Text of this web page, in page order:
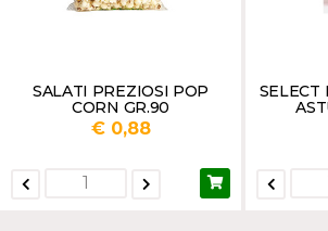
SALATI PREZIOSI POP
CORN GR.90
€ 0,88
SELECT